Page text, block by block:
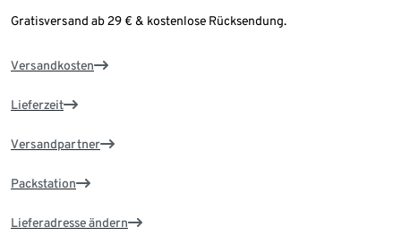
Gratisversand ab 29 € & kostenlose Rücksendung.
Versandkosten
Lieferzeit
Versandpartner
Packstation
Lieferadresse ändern